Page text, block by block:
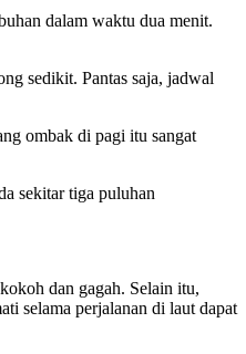
dalam waktu dua menit.
sedikit. Pantas saja, jadwal
ombak di pagi itu sangat
sekitar tiga puluhan
dan gagah. Selain itu,
selama perjalanan di laut dapat